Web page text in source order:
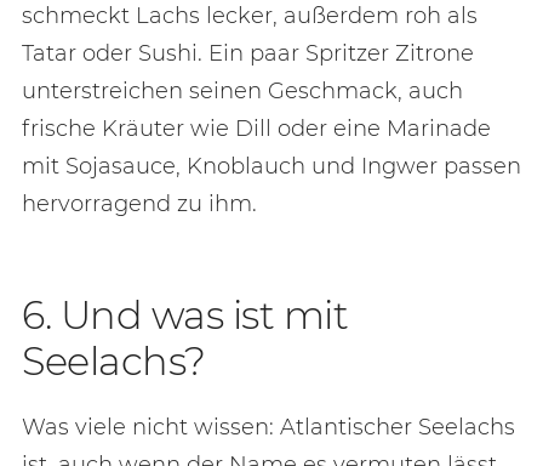
schmeckt Lachs lecker, außerdem roh als
Tatar oder Sushi. Ein paar Spritzer Zitrone
unterstreichen seinen Geschmack, auch
frische Kräuter wie Dill oder eine Marinade
mit Sojasauce, Knoblauch und Ingwer passen
hervorragend zu ihm.
6. Und was ist mit
Seelachs?
Was viele nicht wissen: Atlantischer Seelachs